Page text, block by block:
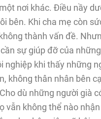
nơi khác. Ðiều nầy
bên. Khi cha mẹ còn
thành vấn đề.
sự giúp đỡ của
nghiệp khi thấy những
không thân nhân bên
dù những người già
vẫn không thể nào